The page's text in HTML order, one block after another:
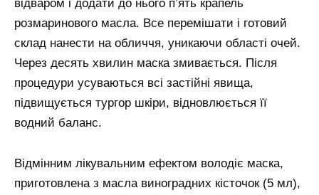
відваром і додати до нього п’ять крапель
розмаринового масла. Все перемішати і готовий
склад нанести на обличчя, уникаючи області очей.
Через десять хвилин маска змивається. Після
процедури усуваються всі застійні явища,
підвищується тургор шкіри, відновлюється її
водний баланс.
Відмінним лікувальним ефектом володіє маска,
приготовлена з масла виноградних кісточок (5 мл),